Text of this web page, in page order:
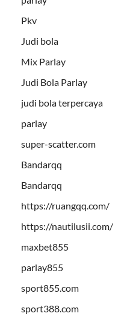
Pkv
Judi bola
Mix Parlay
Judi Bola Parlay
judi bola terpercaya
parlay
super-scatter.com
Bandarqq
Bandarqq
https://ruangqq.com/
https://nautilusii.com/
maxbet855
parlay855
sport855.com
sport388.com